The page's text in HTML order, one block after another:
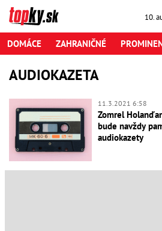
10.
DOMÁCE ZAHRANIČNÉ
AUDIOKAZETA
11.3.2021 6:58
Zomrel
bude navždy
audiokazety